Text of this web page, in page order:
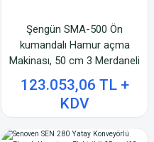
Şengün SMA-500 Ön
kumandalı Hamur açma
Makinası, 50 cm 3 Merdaneli
123.053,06 TL +
KDV